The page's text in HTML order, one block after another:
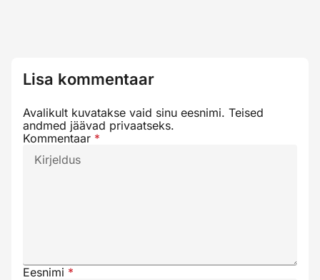
Lisa kommentaar
Avalikult kuvatakse vaid sinu eesnimi. Teised
andmed jäävad privaatseks.
Kommentaar *
Eesnimi *